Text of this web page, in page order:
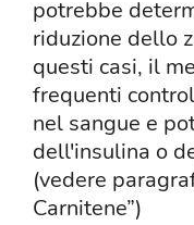
potrebbe
riduzione dello
questi casi, il
frequenti
nel sangue e
dell'insulina o
(vedere
Carnitene”)